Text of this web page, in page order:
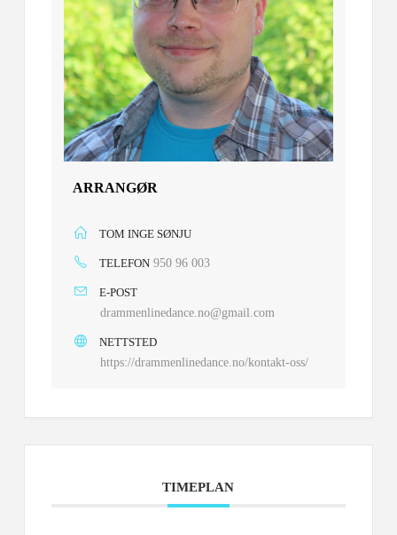
ARRANGØR
TOM INGE SØNJU
TELEFON 950 96 003
E-POST
drammenlinedance.no@gmail.com
NETTSTED
https://drammenlinedance.no/kontakt-oss/
TIMEPLAN